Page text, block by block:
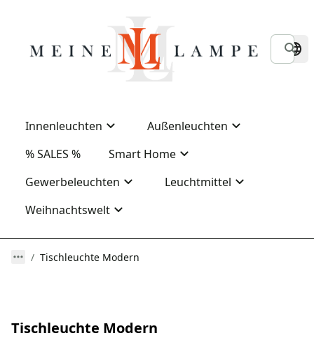
Innenleuchten
Außenleuchten
% SALES %
Smart Home
Gewerbeleuchten
Leuchtmittel
Weihnachtswelt
Tischleuchte Modern
Tischleuchte Modern